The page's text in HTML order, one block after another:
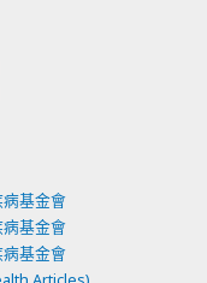
基金會
基金會
基金會